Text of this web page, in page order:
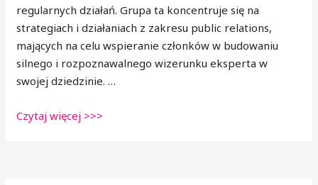
regularnych działań. Grupa ta koncentruje się na
strategiach i działaniach z zakresu public relations,
mających na celu wspieranie członków w budowaniu
silnego i rozpoznawalnego wizerunku eksperta w
swojej dziedzinie. …
Czytaj więcej >>>